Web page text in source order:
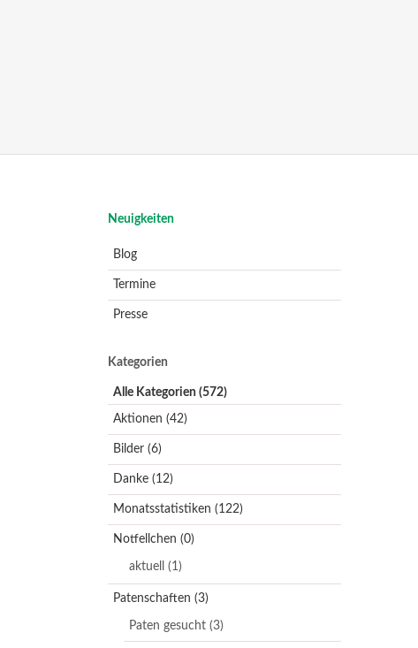
Navigation
Neuigkeiten
Blog
Termine
Presse
Kategorien
Alle Kategorien (572)
Aktionen (42)
Bilder (6)
Danke (12)
Monatsstatistiken (122)
Notfellchen (0)
aktuell (1)
Patenschaften (3)
Paten gesucht (3)